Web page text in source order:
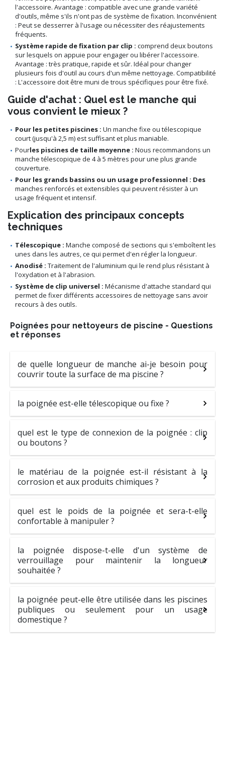
l'accessoire. Avantage : compatible avec une grande variété
d'outils, même s'ils n'ont pas de système de fixation. Inconvénient
: Peut se desserrer à l'usage ou nécessiter des réajustements
fréquents.
Système rapide de fixation par clip : comprend deux boutons
sur lesquels on appuie pour engager ou libérer l'accessoire.
Avantage : très pratique, rapide et sûr. Idéal pour changer
plusieurs fois d'outil au cours d'un même nettoyage. Compatibilité
: L'accessoire doit être muni de trous spécifiques pour être fixé.
Guide d'achat : Quel est le manche qui
vous convient le mieux ?
Pour les petites piscines : Un manche fixe ou télescopique
court (jusqu'à 2,5 m) est suffisant et plus maniable.
Pourles piscines de taille moyenne : Nous recommandons un
manche télescopique de 4 à 5 mètres pour une plus grande
couverture.
Pour les grands bassins ou un usage professionnel : Des
manches renforcés et extensibles qui peuvent résister à un
usage fréquent et intensif.
Explication des principaux concepts
techniques
Télescopique : Manche composé de sections qui s'emboîtent les
unes dans les autres, ce qui permet d'en régler la longueur.
Anodisé : Traitement de l'aluminium qui le rend plus résistant à
l'oxydation et à l'abrasion.
Système de clip universel : Mécanisme d'attache standard qui
permet de fixer différents accessoires de nettoyage sans avoir
recours à des outils.
Poignées pour nettoyeurs de piscine - Questions
et réponses
de quelle longueur de manche ai-je besoin pour
couvrir toute la surface de ma piscine ?
la poignée est-elle télescopique ou fixe ?
quel est le type de connexion de la poignée : clip
ou boutons ?
le matériau de la poignée est-il résistant à la
corrosion et aux produits chimiques ?
quel est le poids de la poignée et sera-t-elle
confortable à manipuler ?
la poignée dispose-t-elle d'un système de
verrouillage pour maintenir la longueur
souhaitée ?
la poignée peut-elle être utilisée dans les piscines
publiques ou seulement pour un usage
domestique ?